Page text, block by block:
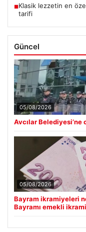
■Klasik lezzetin en
tarifi
Güncel
05/08/2026
Avcılar Belediyesi’ne
05/08/2026
Bayram ikramiyeleri
Bayramı emekli